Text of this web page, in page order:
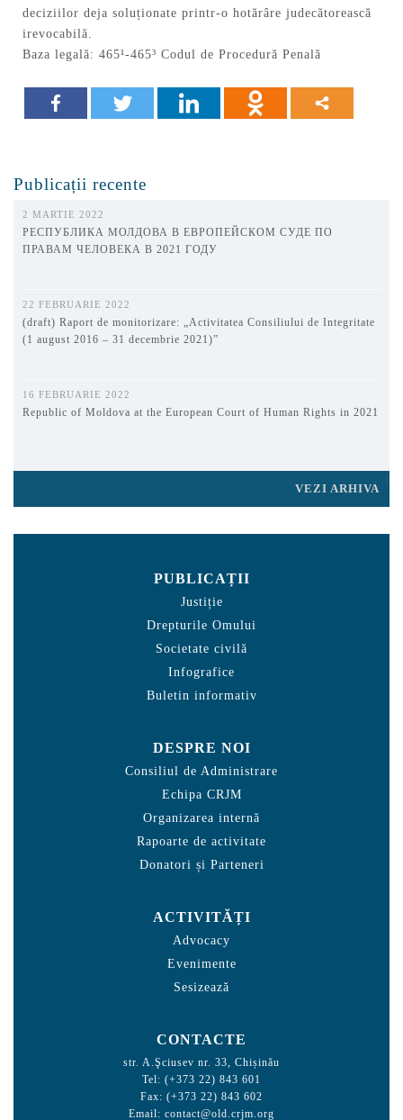
deciziilor deja soluționate printr-o hotărâre judecătorească
irevocabilă.
Baza legală: 465¹-465³ Codul de Procedură Penală
Publicații recente
2 MARTIE 2022
РЕСПУБЛИКА МОЛДОВА В ЕВРОПЕЙСКОМ СУДЕ ПО
ПРАВАМ ЧЕЛОВЕКА В 2021 ГОДУ
22 FEBRUARIE 2022
(draft) Raport de monitorizare: „Activitatea Consiliului de Integritate
(1 august 2016 – 31 decembrie 2021)”
16 FEBRUARIE 2022
Republic of Moldova at the European Court of Human Rights in 2021
VEZI ARHIVA
PUBLICAȚII
Justiție
Drepturile Omului
Societate civilă
Infografice
Buletin informativ
DESPRE NOI
Consiliul de Administrare
Echipa CRJM
Organizarea internă
Rapoarte de activitate
Donatori și Parteneri
ACTIVITĂȚI
Advocacy
Evenimente
Sesizează
CONTACTE
str. A.Şciusev nr. 33, Chișinău
Tel: (+373 22) 843 601
Fax: (+373 22) 843 602
Email: contact@old.crjm.org